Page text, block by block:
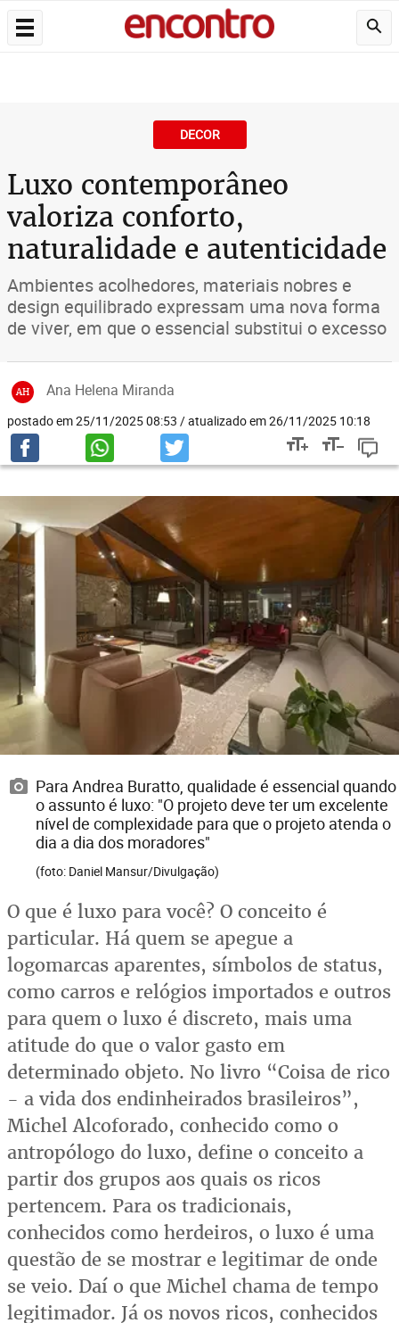
DECOR
Luxo contemporâneo
valoriza conforto,
naturalidade e autenticidade
Ambientes acolhedores, materiais nobres e
design equilibrado expressam uma nova forma
de viver, em que o essencial substitui o excesso
AH Ana Helena Miranda
postado em 25/11/2025 08:53 / atualizado em 26/11/2025 10:18
Para Andrea Buratto, qualidade é essencial quando
o assunto é luxo: "O projeto deve ter um excelente
nível de complexidade para que o projeto atenda o
dia a dia dos moradores"
(foto: Daniel Mansur/Divulgação)
O que é luxo para você? O conceito é
particular. Há quem se apegue a
logomarcas aparentes, símbolos de status,
como carros e relógios importados e outros
para quem o luxo é discreto, mais uma
atitude do que o valor gasto em
determinado objeto. No livro “Coisa de rico
- a vida dos endinheirados brasileiros”,
Michel Alcoforado, conhecido como o
antropólogo do luxo, define o conceito a
partir dos grupos aos quais os ricos
pertencem. Para os tradicionais,
conhecidos como herdeiros, o luxo é uma
questão de se mostrar e legitimar de onde
se veio. Daí o que Michel chama de tempo
legitimador. Já os novos ricos, conhecidos